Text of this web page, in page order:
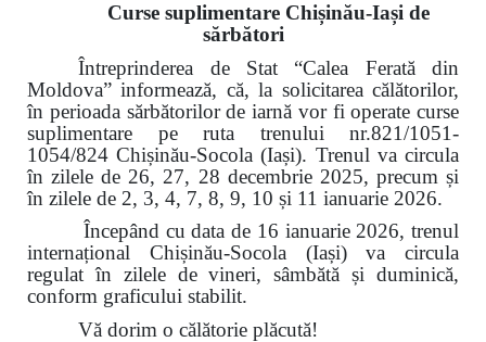
Curse suplimentare Chișinău-Iași de
sărbători
Întreprinderea de Stat “Calea Ferată din
Moldova” informează, că, la solicitarea călătorilor,
în perioada sărbătorilor de iarnă vor fi operate curse
suplimentare pe ruta trenului nr.821/1051-
1054/824 Chișinău-Socola (Iași). Trenul va circula
în zilele de 26, 27, 28 decembrie 2025, precum și
în zilele de 2, 3, 4, 7, 8, 9, 10 și 11 ianuarie 2026.
Începând cu data de 16 ianuarie 2026, trenul
internațional Chișinău-Socola (Iași) va circula
regulat în zilele de vineri, sâmbătă și duminică,
conform graficului stabilit.
Vă dorim o călătorie plăcută!